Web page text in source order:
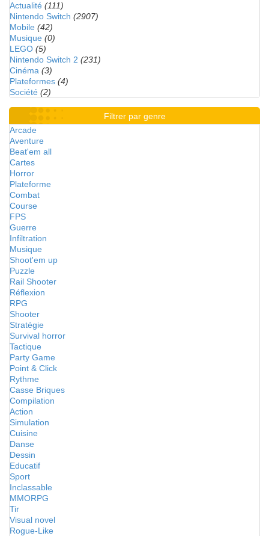
Actualité (111)
Nintendo Switch (2907)
Mobile (42)
Musique (0)
LEGO (5)
Nintendo Switch 2 (231)
Cinéma (3)
Plateformes (4)
Société (2)
Filtrer par genre
Arcade
Aventure
Beat'em all
Cartes
Horror
Plateforme
Combat
Course
FPS
Guerre
Infiltration
Musique
Shoot'em up
Puzzle
Rail Shooter
Réflexion
RPG
Shooter
Stratégie
Survival horror
Tactique
Party Game
Point & Click
Rythme
Casse Briques
Compilation
Action
Simulation
Cuisine
Danse
Dessin
Educatif
Sport
Inclassable
MMORPG
Tir
Visual novel
Rogue-Like